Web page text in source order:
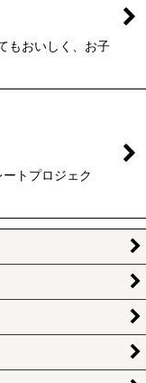
もおいしく、お子
トプロジェク